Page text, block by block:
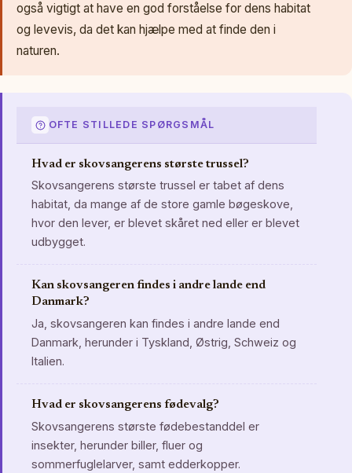
også vigtigt at have en god forståelse for dens habitat
og levevis, da det kan hjælpe med at finde den i
naturen.
OFTE STILLEDE SPØRGSMÅL
Hvad er skovsangerens største trussel?
Skovsangerens største trussel er tabet af dens
habitat, da mange af de store gamle bøgeskove,
hvor den lever, er blevet skåret ned eller er blevet
udbygget.
Kan skovsangeren findes i andre lande end
Danmark?
Ja, skovsangeren kan findes i andre lande end
Danmark, herunder i Tyskland, Østrig, Schweiz og
Italien.
Hvad er skovsangerens fødevalg?
Skovsangerens største fødebestanddel er
insekter, herunder biller, fluer og
sommerfuglelarver, samt edderkopper.